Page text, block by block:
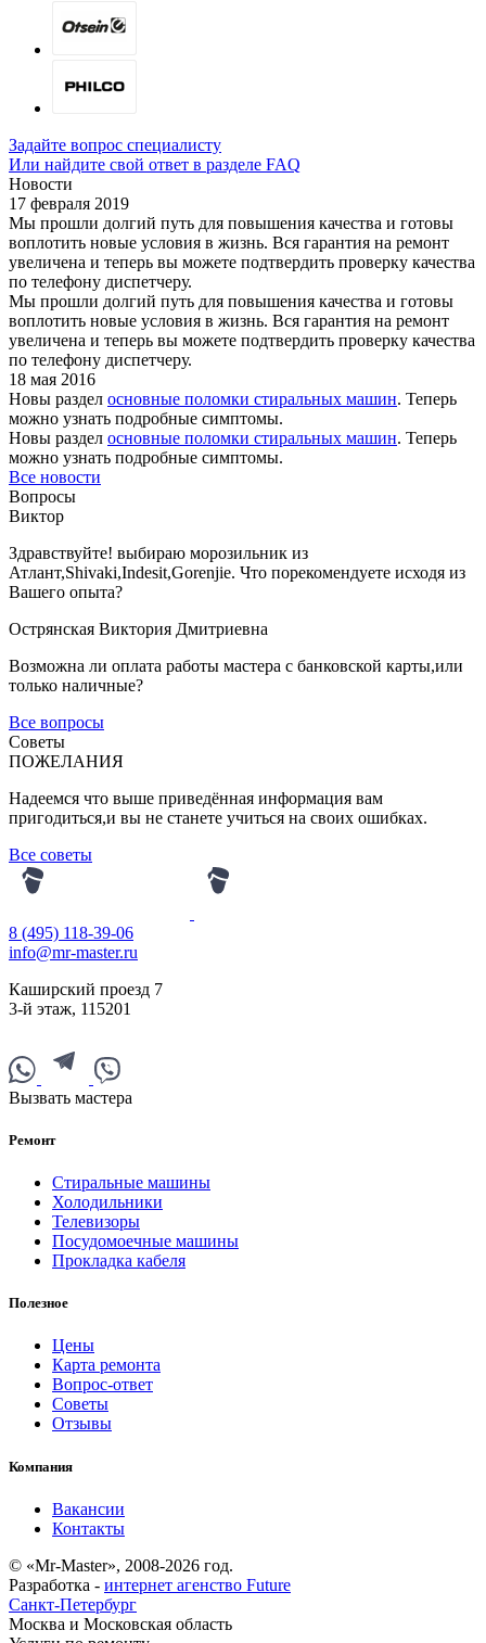
Задайте вопрос специалисту
Или найдите свой ответ в разделе FAQ
Новости
17 февраля 2019
Мы прошли долгий путь для повышения качества и готовы
воплотить новые условия в жизнь. Вся гарантия на ремонт
увеличена и теперь вы можете подтвердить проверку качества
по телефону диспетчеру.
Мы прошли долгий путь для повышения качества и готовы
воплотить новые условия в жизнь. Вся гарантия на ремонт
увеличена и теперь вы можете подтвердить проверку качества
по телефону диспетчеру.
18 мая 2016
Новы раздел основные поломки стиральных машин. Теперь
можно узнать подробные симптомы.
Новы раздел основные поломки стиральных машин. Теперь
можно узнать подробные симптомы.
Все новости
Вопросы
Виктор
Здравствуйте! выбираю морозильник из
Атлант,Shivaki,Indesit,Gorenjie. Что порекомендуете иcходя из
Вашего опыта?
Острянская Виктория Дмитриевна
Возможна ли оплата работы мастера с банковской карты,или
только наличные?
Все вопросы
Советы
ПОЖЕЛАНИЯ
Надеемся что выше приведённая информация вам
пригодиться,и вы не станете учиться на своих ошибках.
Все советы
8 (495) 118-39-06
info@mr-master.ru
Каширский проезд 7
3-й этаж, 115201
Вызвать мастера
Ремонт
Стиральные машины
Холодильники
Телевизоры
Посудомоечные машины
Прокладка кабеля
Полезное
Цены
Карта ремонта
Вопрос-ответ
Советы
Отзывы
Компания
Вакансии
Контакты
© «Mr-Master», 2008-2026 год.
Разработка - интернет агенство Future
Санкт-Петербург
Москва и Московская область